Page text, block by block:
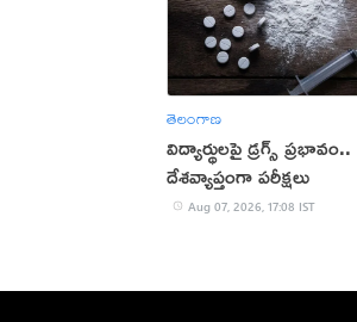
తెలంగాణ
విద్యార్థులపై డ్రగ్స్ ప్రభావం..
దేశవ్యాప్తంగా పరీక్షలు
Aug 07, 2026, 17:08 IST